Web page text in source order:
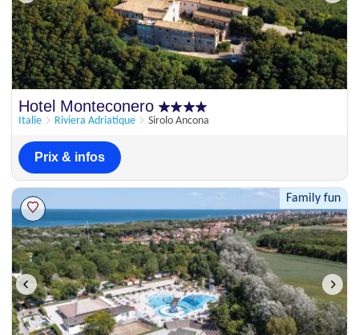
Hotel Monteconero
Italie Riviera Adriatique Sirolo Ancona
Prix & infos
Family fun